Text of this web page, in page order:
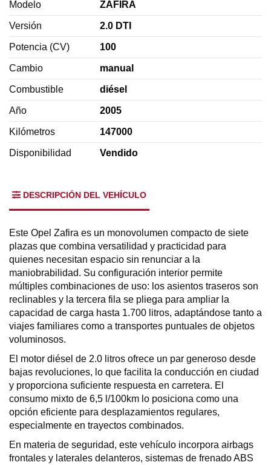
Modelo ZAFIRA
Versión 2.0 DTI
Potencia (CV) 100
Cambio manual
Combustible diésel
Año 2005
Kilómetros 147000
Disponibilidad Vendido
DESCRIPCIÓN DEL VEHÍCULO
Este Opel Zafira es un monovolumen compacto de siete
plazas que combina versatilidad y practicidad para
quienes necesitan espacio sin renunciar a la
maniobrabilidad. Su configuración interior permite
múltiples combinaciones de uso: los asientos traseros son
reclinables y la tercera fila se pliega para ampliar la
capacidad de carga hasta 1.700 litros, adaptándose tanto a
viajes familiares como a transportes puntuales de objetos
voluminosos.
El motor diésel de 2.0 litros ofrece un par generoso desde
bajas revoluciones, lo que facilita la conducción en ciudad
y proporciona suficiente respuesta en carretera. El
consumo mixto de 6,5 l/100km lo posiciona como una
opción eficiente para desplazamientos regulares,
especialmente en trayectos combinados.
En materia de seguridad, este vehículo incorpora airbags
frontales y laterales delanteros, sistemas de frenado ABS